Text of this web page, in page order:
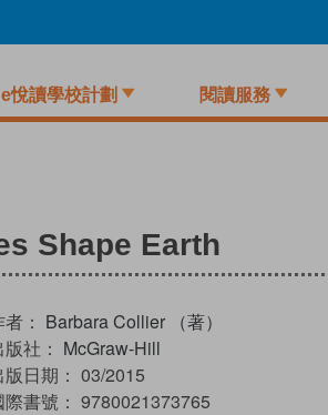
e悅讀學校計劃 閱讀服務
Shape Earth
： Barbara Collier （著）
版社： McGraw-Hill
版日期： 03/2015
際書號： 9780021373765